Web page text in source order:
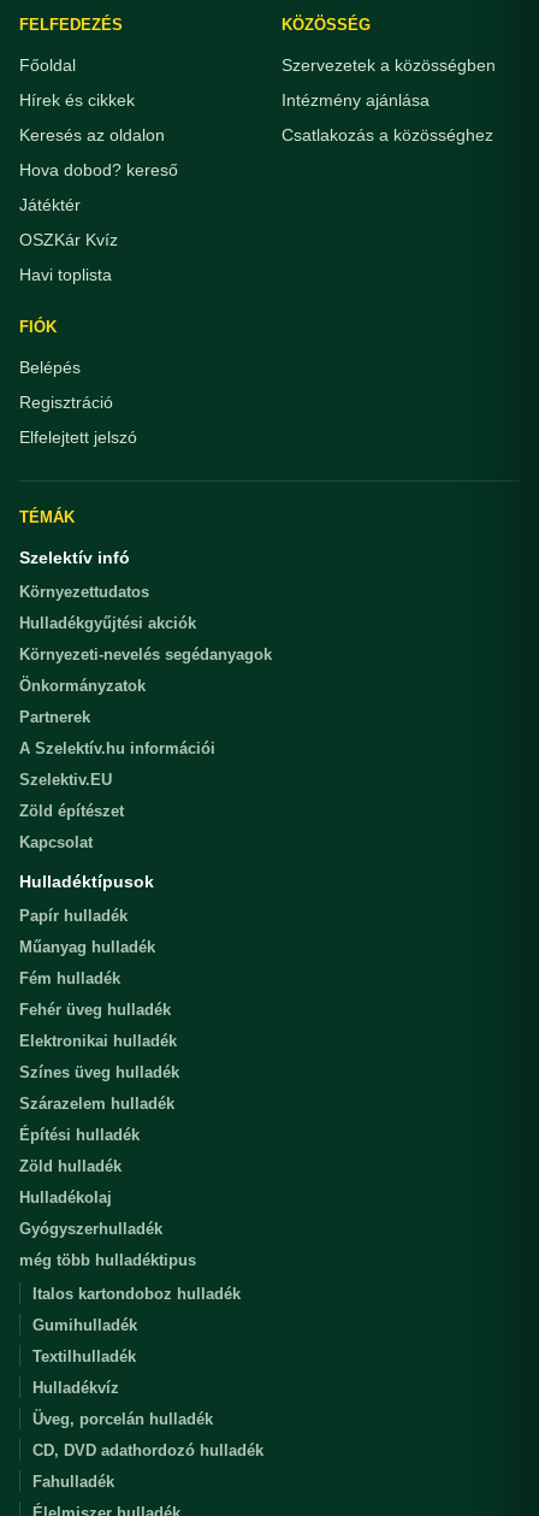
FELFEDEZÉS
Főoldal
Hírek és cikkek
Keresés az oldalon
Hova dobod? kereső
Játéktér
OSZKár Kvíz
Havi toplista
KÖZÖSSÉG
Szervezetek a közösségben
Intézmény ajánlása
Csatlakozás a közösséghez
FIÓK
Belépés
Regisztráció
Elfelejtett jelszó
TÉMÁK
Szelektív infó
Környezettudatos
Hulladékgyűjtési akciók
Környezeti-nevelés segédanyagok
Önkormányzatok
Partnerek
A Szelektív.hu információi
Szelektiv.EU
Zöld építészet
Kapcsolat
Hulladéktípusok
Papír hulladék
Műanyag hulladék
Fém hulladék
Fehér üveg hulladék
Elektronikai hulladék
Színes üveg hulladék
Szárazelem hulladék
Építési hulladék
Zöld hulladék
Hulladékolaj
Gyógyszerhulladék
még több hulladéktipus
Italos kartondoboz hulladék
Gumihulladék
Textilhulladék
Hulladékvíz
Üveg, porcelán hulladék
CD, DVD adathordozó hulladék
Fahulladék